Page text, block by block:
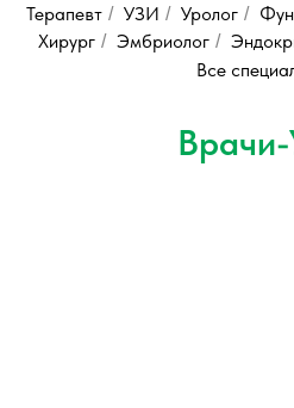
Терапевт / УЗИ / Уролог /
Хирург / Эмбриолог /
Все